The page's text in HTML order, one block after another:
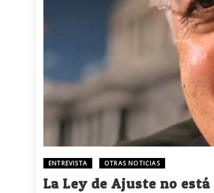
ENTREVISTA OTRAS NOTICIAS
La Ley de Ajuste no